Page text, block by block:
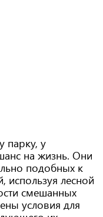
парку, у
на жизнь. Они
подобных к
используя лесной
смешанных
условия для